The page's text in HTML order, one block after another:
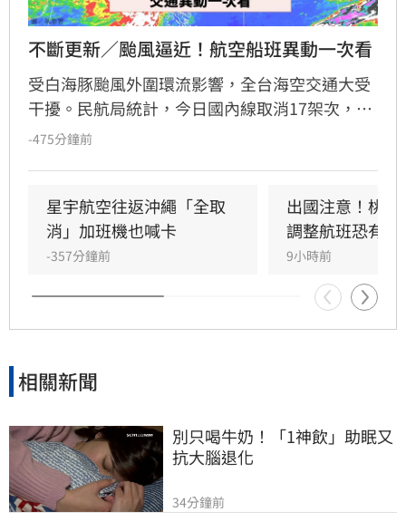
不斷更新／颱風逼近！航空船班異動一次看
受白海豚颱風外圍環流影響，全台海空交通大受
干擾。民航局統計，今日國內線取消17架次，國
際暨兩岸航線取消61架次、延誤3架次。星宇航
共9條航線、39航次停航，涵蓋馬祖、綠島、蘭
嶼及小琉球等熱門航線。建議旅客出發前務必至
航空公司官網或航港局查詢最新航班與船班動
-475分鐘前
星宇航空往返沖繩「全取
消」加班機也喊卡
-357分鐘前
出國注意！桃
調整航班恐有延
9小時前
相關新聞
別只喝牛奶！「1神飲」助眠又
抗大腦退化
34分鐘前